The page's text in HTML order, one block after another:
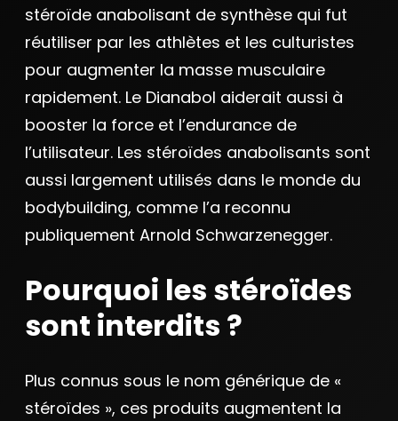
stéroïde anabolisant de synthèse qui fut
réutiliser par les athlètes et les culturistes
pour augmenter la masse musculaire
rapidement. Le Dianabol aiderait aussi à
booster la force et l’endurance de
l’utilisateur. Les stéroïdes anabolisants sont
aussi largement utilisés dans le monde du
bodybuilding, comme l’a reconnu
publiquement Arnold Schwarzenegger.
Pourquoi les stéroïdes
sont interdits ?
Plus connus sous le nom générique de «
stéroïdes », ces produits augmentent la